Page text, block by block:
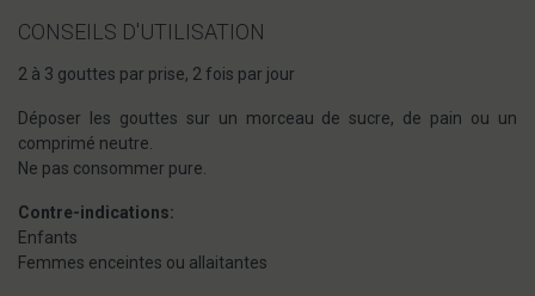
CONSEILS D'UTILISATION
2 à 3 gouttes par prise, 2 fois par jour
Déposer les gouttes sur un morceau de sucre, de pain ou un
comprimé neutre.
Ne pas consommer pure.
Contre-indications:
Enfants
Femmes enceintes ou allaitantes